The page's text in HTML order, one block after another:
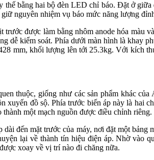
bằng hai bộ đèn LED chỉ báo. Đặt ở
nguyên nhiệm vụ báo mức năng lượng
được làm bằng nhôm anode hóa màu
kiểm soát. Phía dưới màn hình là khay
mm, khối lượng lên tới 25.3kg. Với kích
thuộc, giống như các sản phẩm khác
đồ sộ. Phía trước biến áp này là hai
một mạch nguồn được điều chỉnh riêng.
đến mặt trước của máy, nơi đặt một
lại về thành tín hiệu điện áp. Nhờ vào
xoay về vị trí nào đi chăng nữa.